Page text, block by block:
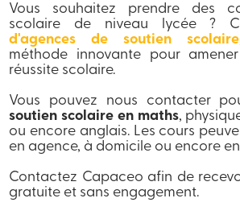
Vous souhaitez prendre des
scolaire de niveau lycée ?
d'agences de soutien scolaire
méthode innovante pour
réussite scolaire.
Vous pouvez nous contacter
soutien scolaire en maths,
ou encore anglais. Les cours
en agence, à domicile ou encore
Contactez Capaceo afin de
gratuite et sans engagement.